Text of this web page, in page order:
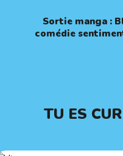
Article
Sortie manga :
comédie
TU ES